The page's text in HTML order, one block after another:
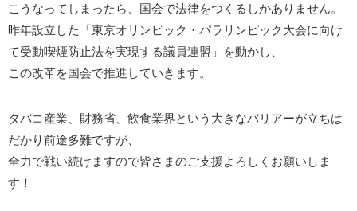
こうなってしまったら、国会で法律をつくるしかありません。
昨年設立した「東京オリンピック・パラリンピック大会に向け
て受動喫煙防止法を実現する議員連盟」を動かし、
この改革を国会で推進していきます。
タバコ産業、財務省、飲食業界という大きなバリアーが立ちは
だかり前途多難ですが、
全力で戦い続けますので皆さまのご支援よろしくお願いしま
す！